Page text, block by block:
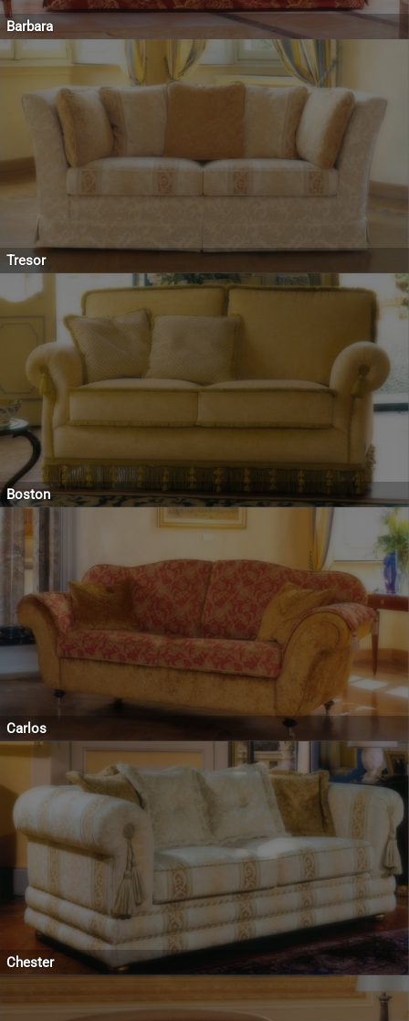
Barbara
Tresor
Boston
Carlos
Chester